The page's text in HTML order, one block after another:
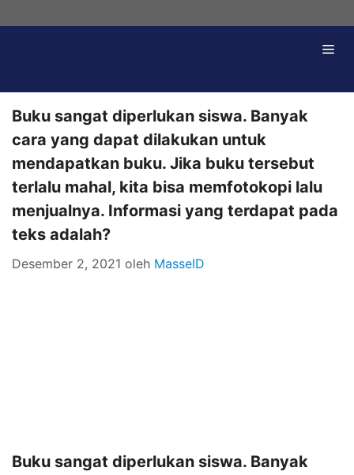
Buku sangat diperlukan siswa. Banyak
cara yang dapat dilakukan untuk
mendapatkan buku. Jika buku tersebut
terlalu mahal, kita bisa memfotokopi lalu
menjualnya. Informasi yang terdapat pada
teks adalah?
Desember 2, 2021 oleh MasseID
Buku sangat diperlukan siswa. Banyak